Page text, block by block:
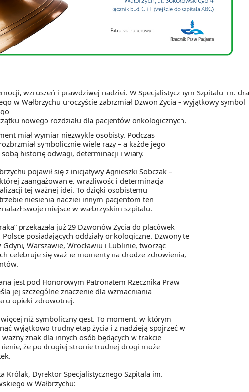
wzruszeń i prawdziwej nadziei. W Specjalistycznym Szpitalu im. dra
w Wałbrzychu uroczyście zabrzmiał Dzwon Życia – wyjątkowy symbol
nowego rozdziału dla pacjentów onkologicznych.
miał wymiar niezwykle osobisty. Podczas
symbolicznie wiele razy – a każde jego
sobą historię odwagi, determinacji i wiary.
pojawił się z inicjatywy Agnieszki Sobczak –
zaangażowanie, wrażliwość i determinacja
tej ważnej idei. To dzięki osobistemu
niesienia nadziei innym pacjentom ten
swoje miejsce w wałbrzyskim szpitalu.
przekazała już 29 Dzwonów Życia do placówek
Polsce posiadających oddziały onkologiczne. Dzwony te
Warszawie, Wrocławiu i Lublinie, tworząc
celebruje się ważne momenty na drodze zdrowienia,
jest pod Honorowym Patronatem Rzecznika Praw
jej szczególne znaczenie dla wzmacniania
opieki zdrowotnej.
niż symboliczny gest. To moment, w którym
wyjątkowo trudny etap życia i z nadzieją spojrzeć w
ważny znak dla innych osób będących w trakcie
że po drugiej stronie trudnej drogi może
Królak, Dyrektor Specjalistycznego Szpitala im.
w Wałbrzychu: